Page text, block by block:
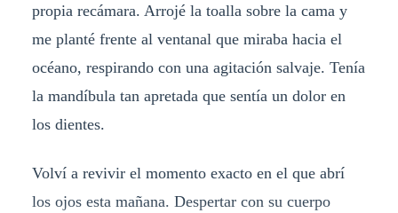
propia recámara. Arrojé la toalla sobre la cama y
me planté frente al ventanal que miraba hacia el
océano, respirando con una agitación salvaje. Tenía
la mandíbula tan apretada que sentía un dolor en
los dientes.
Volví a revivir el momento exacto en el que abrí
los ojos esta mañana. Despertar con su cuerpo